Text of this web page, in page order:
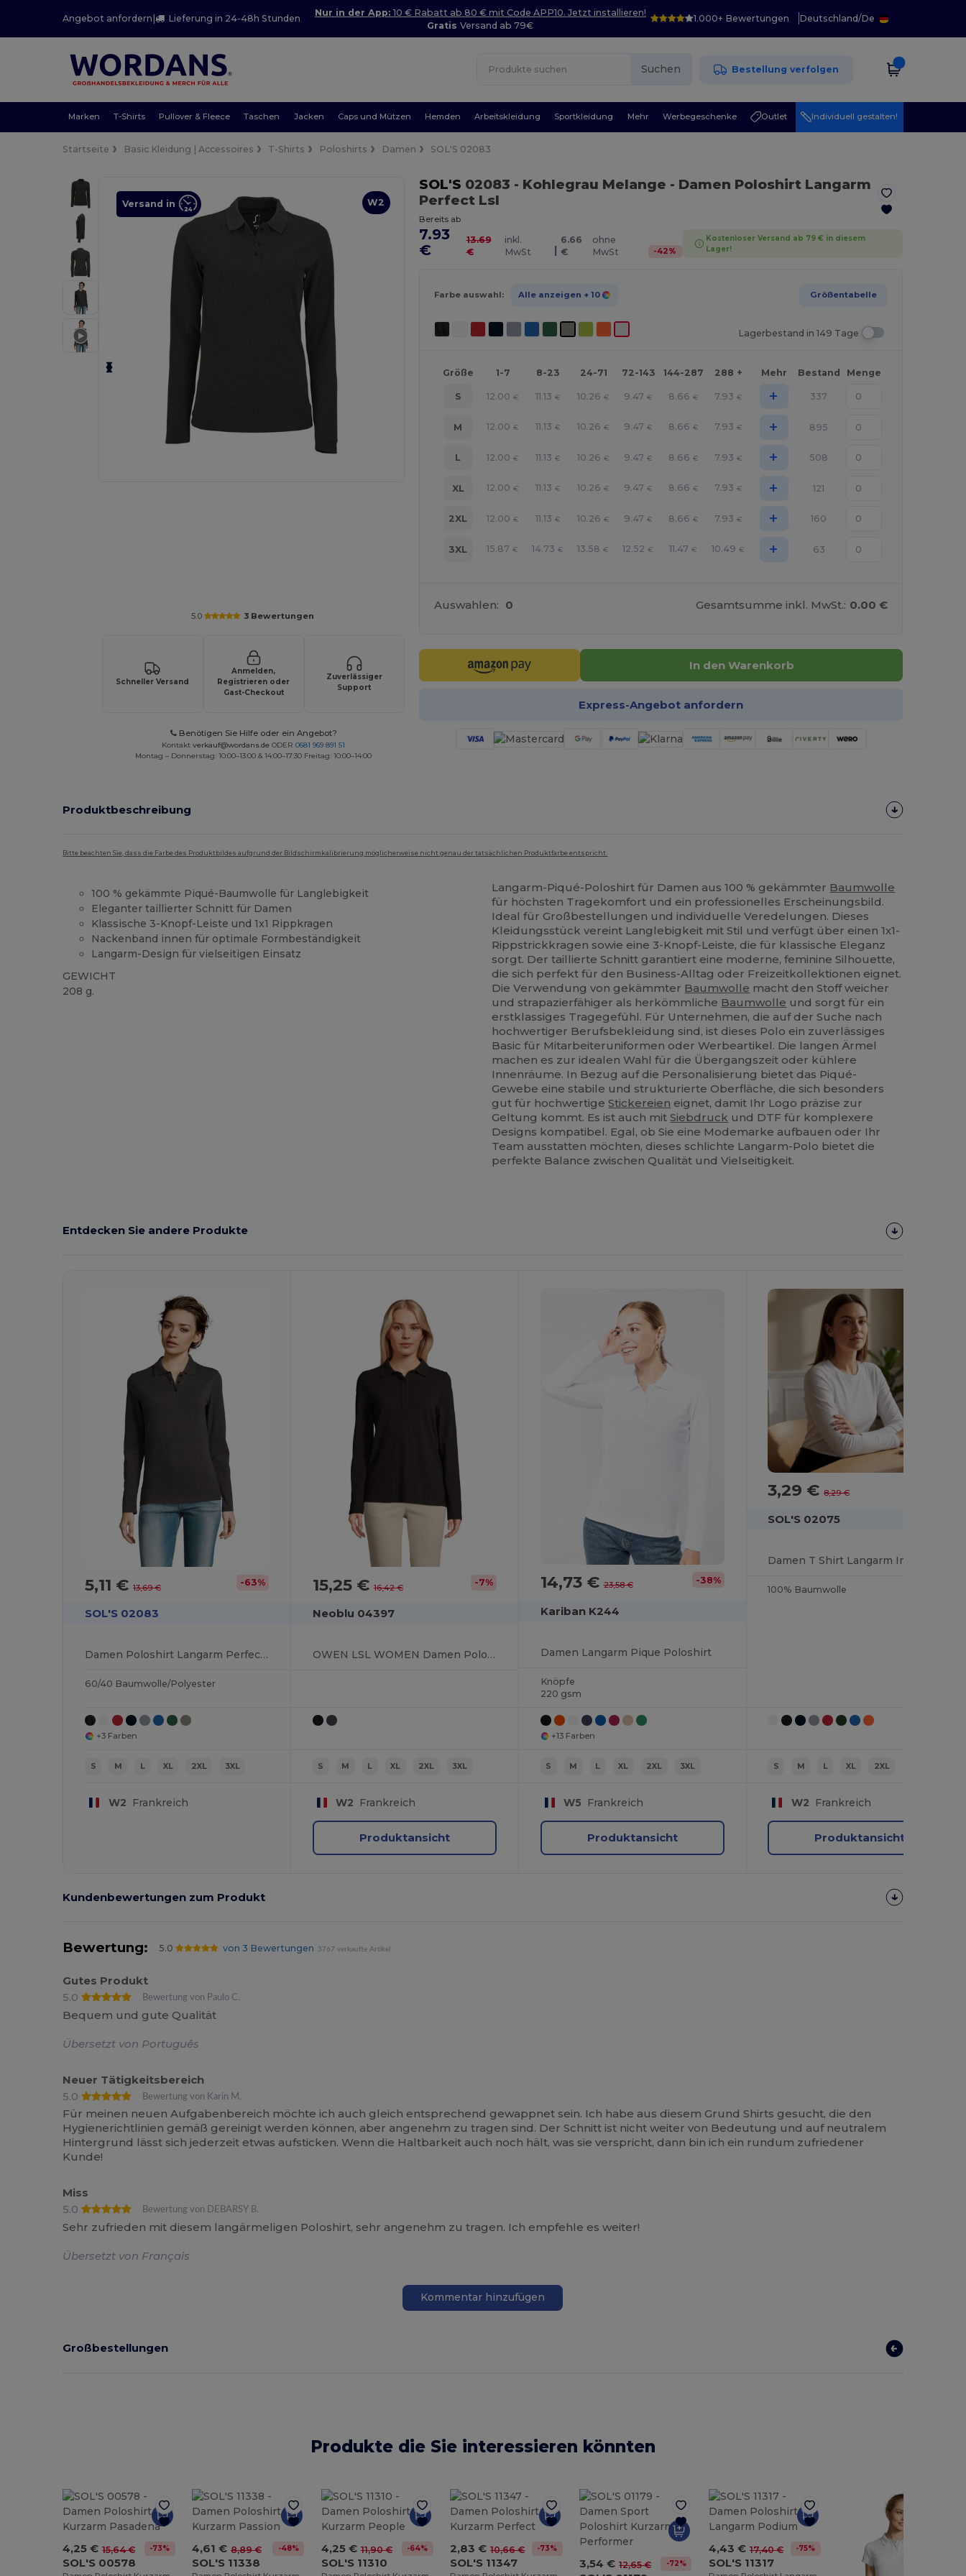
Angebot anfordern | Lieferung in 24-48h Stunden
Nur in der App: 10 € Rabatt ab 80 € mit Code APP10. Jetzt installieren!
GratisVersand ab 79€
1.000+ Bewertungen Deutschland/De
Suchen Bestellung verfolgen
Marken T-Shirts Pullover & Fleece Taschen Jacken Caps und Mützen Hemden Arbeitskleidung Sportkleidung Mehr Werbegeschenke Outlet Individuell gestalten!
Startseite Basic Kleidung | Accessoires T-Shirts Poloshirts Damen SOL'S 02083
W2
Versand in
5.0 3 Bewertungen
Schneller Versand
Anmelden,
Registrieren oder
Gast-Checkout
Zuverlässiger
Support
Benötigen Sie Hilfe oder ein Angebot?
Kontaktverkauf@wordans.de ODER0681 969 891 51
Montag – Donnerstag: 10:00–13:00 & 14:00–17:30 Freitag: 10:00–14:00
SOL'S 02083 - Kohlegrau Melange - Damen Poloshirt Langarm
Perfect Lsl
Bereits ab
7.93
€
13.69
€
inkl.
MwSt
|
6.66
€
ohne
MwSt
-42%
Kostenloser Versand ab 79 € in diesem
Lager!
Farbe auswahl: Alle anzeigen + 10 Größentabelle
Lagerbestand in 149 Tage
Größe 1-7 8-23 24-71 72-143 144-287 288 + Mehr Bestand Menge
S 12.00 € 11.13 € 10.26 € 9.47 € 8.66 € 7.93 € + 337
M 12.00 € 11.13 € 10.26 € 9.47 € 8.66 € 7.93 € + 895
L 12.00 € 11.13 € 10.26 € 9.47 € 8.66 € 7.93 € + 508
XL 12.00 € 11.13 € 10.26 € 9.47 € 8.66 € 7.93 € + 121
2XL 12.00 € 11.13 € 10.26 € 9.47 € 8.66 € 7.93 € + 160
3XL 15.87 € 14.73 € 13.58 € 12.52 € 11.47 € 10.49 € + 63
Auswahlen: 0 Gesamtsumme inkl. MwSt.: 0.00 €
In den Warenkorb
Express-Angebot anfordern
Produktbeschreibung
Bitte beachten Sie, dass die Farbe des Produktbildes aufgrund der Bildschirmkalibrierung möglicherweise nicht genau der tatsächlichen Produktfarbe entspricht.
100 % gekämmte Piqué-Baumwolle für Langlebigkeit
Eleganter taillierter Schnitt für Damen
Klassische 3-Knopf-Leiste und 1x1 Rippkragen
Nackenband innen für optimale Formbeständigkeit
Langarm-Design für vielseitigen Einsatz
GEWICHT
208 g.
Langarm-Piqué-Poloshirt für Damen aus 100 % gekämmter Baumwolle
für höchsten Tragekomfort und ein professionelles Erscheinungsbild.
Ideal für Großbestellungen und individuelle Veredelungen. Dieses
Kleidungsstück vereint Langlebigkeit mit Stil und verfügt über einen 1x1-
Rippstrickkragen sowie eine 3-Knopf-Leiste, die für klassische Eleganz
sorgt. Der taillierte Schnitt garantiert eine moderne, feminine Silhouette,
die sich perfekt für den Business-Alltag oder Freizeitkollektionen eignet.
Die Verwendung von gekämmter Baumwolle macht den Stoff weicher
und strapazierfähiger als herkömmliche Baumwolle und sorgt für ein
erstklassiges Tragegefühl. Für Unternehmen, die auf der Suche nach
hochwertiger Berufsbekleidung sind, ist dieses Polo ein zuverlässiges
Basic für Mitarbeiteruniformen oder Werbeartikel. Die langen Ärmel
machen es zur idealen Wahl für die Übergangszeit oder kühlere
Innenräume. In Bezug auf die Personalisierung bietet das Piqué-
Gewebe eine stabile und strukturierte Oberfläche, die sich besonders
gut für hochwertigeStickereien eignet, damit Ihr Logo präzise zur
Geltung kommt. Es ist auch mitSiebdruck und DTF für komplexere
Designs kompatibel. Egal, ob Sie eine Modemarke aufbauen oder Ihr
Team ausstatten möchten, dieses schlichte Langarm-Polo bietet die
perfekte Balance zwischen Qualität und Vielseitigkeit.
Entdecken Sie andere Produkte
Jetzt
5,11 €13,69 € -63%
SOL'S 02083
Damen Poloshirt Langarm Perfect Lsl
60/40 Baumwolle/Polyester
+3 Farben
S M L XL 2XL 3XL
W2 Frankreich
15,25 € 16,42 € -7%
Neoblu 04397
OWEN LSL WOMEN Damen Poloshirt, Langarm, Mit Versteckter Leiste
S M L XL 2XL 3XL
W2 Frankreich
Produktansicht
14,73 €23,58 € -38%
Kariban K244
Damen Langarm Pique Poloshirt
Knöpfe
220 gsm
+13 Farben
S M L XL 2XL 3XL
W5 Frankreich
Produktansicht
3,29 €8,29 €
SOL'S 02075
100% Baumwolle
S M L XL 2XL
W2 Frankreich
Produktansicht
Kundenbewertungen zum Produkt
Bewertung: 5.0 von 3 Bewertungen 3767 verkaufte Artikel
Gutes Produkt
5.0
Bewertung von Paulo C.
Bequem und gute Qualität
Übersetzt von Português
Neuer Tätigkeitsbereich
5.0
Bewertung von Karin M.
Für meinen neuen Aufgabenbereich möchte ich auch gleich entsprechend gewappnet sein. Ich habe aus diesem Grund Shirts gesucht, die den
Hygienerichtlinien gemäß gereinigt werden können, aber angenehm zu tragen sind. Der Schnitt ist nicht weiter von Bedeutung und auf neutralem
Hintergrund lässt sich jederzeit etwas aufsticken. Wenn die Haltbarkeit auch noch hält, was sie verspricht, dann bin ich ein rundum zufriedener
Kunde!
Miss
5.0
Bewertung von DEBARSY B.
Sehr zufrieden mit diesem langärmeligen Poloshirt, sehr angenehm zu tragen. Ich empfehle es weiter!
Übersetzt von Français
Kommentar hinzufügen
Großbestellungen
Produkte die Sie interessieren könnten
4,25 € 15,64 € -73%
SOL'S 00578
4,61 € 8,89 € -48%
SOL'S 11338
4,25 € 11,90 € -64%
SOL'S 11310
2,83 € 10,66 € -73%
SOL'S 11347 3,54 € 12,65 € -72%
4,43 € 17,40 € -75%
SOL'S 11317